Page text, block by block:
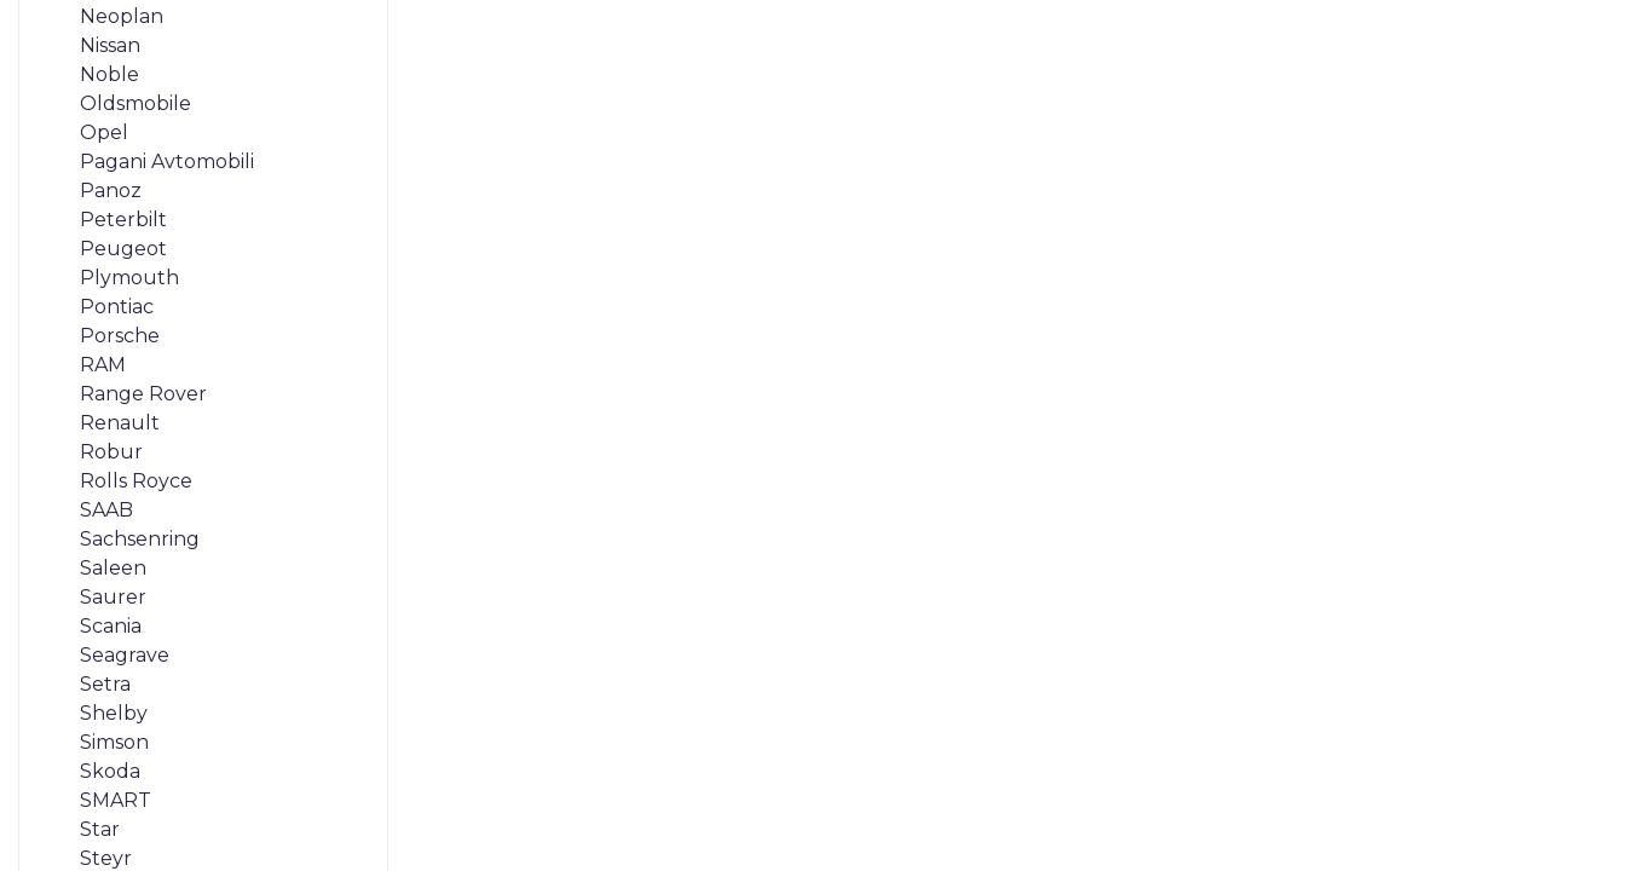
Neoplan
Nissan
Noble
Oldsmobile
Opel
Pagani Avtomobili
Panoz
Peterbilt
Peugeot
Plymouth
Pontiac
Porsche
RAM
Range Rover
Renault
Robur
Rolls Royce
SAAB
Sachsenring
Saleen
Saurer
Scania
Seagrave
Setra
Shelby
Simson
Skoda
SMART
Star
Steyr